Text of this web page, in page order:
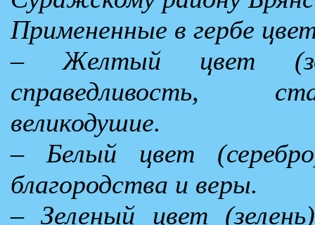
Примененные в гербе
– Желтый цвет
справедливость,
великодушие.
– Белый цвет
благородства и веры.
– Зеленый цвет